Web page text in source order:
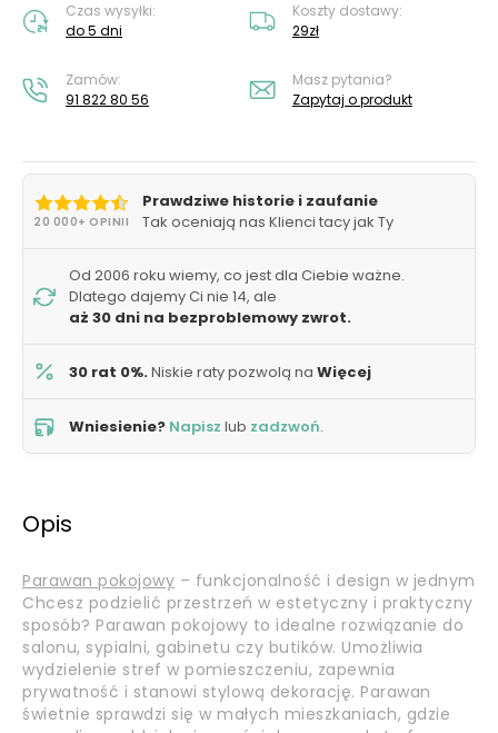
Czas wysyłki:
do 5 dni
Koszty dostawy:
29zł
Zamów:
91 822 80 56
Masz pytania?
Zapytaj o produkt
20 000+ OPINII
Prawdziwe historie i zaufanie
Tak oceniają nas Klienci tacy jak Ty
Od 2006 roku wiemy, co jest dla Ciebie ważne.
Dlatego dajemy Ci nie 14, ale
aż 30 dni na bezproblemowy zwrot.
30 rat 0%.Niskie raty pozwolą na Więcej
Wniesienie? Napisz lub zadzwoń.
Opis
Parawan pokojowy – funkcjonalność i design w jednym
Chcesz podzielić przestrzeń w estetyczny i praktyczny
sposób? Parawan pokojowy to idealne rozwiązanie do
salonu, sypialni, gabinetu czy butików. Umożliwia
wydzielenie stref w pomieszczeniu, zapewnia
prywatność i stanowi stylową dekorację. Parawan
świetnie sprawdzi się w małych mieszkaniach, gdzie